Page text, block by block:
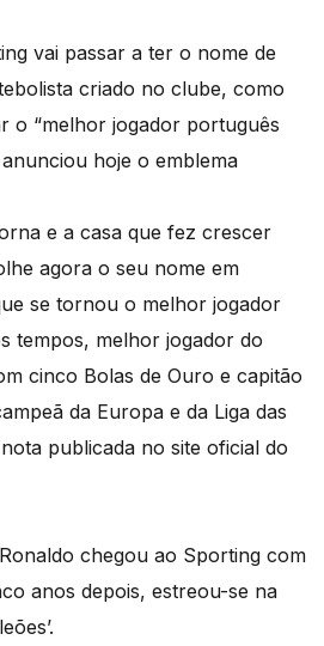
vai passar a ter o nome de
criado no clube, como
o “melhor jogador português
hoje o emblema
e a casa que fez crescer
agora o seu nome em
se tornou o melhor jogador
tempos, melhor jogador do
cinco Bolas de Ouro e capitão
da Europa e da Liga das
publicada no site oficial do
chegou ao Sporting com
anos depois, estreou-se na